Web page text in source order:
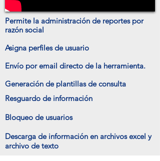
Permite la administración de reportes por
razón social
Asigna perfiles de usuario
Envío por email directo de la herramienta.
Generación de plantillas de consulta
Resguardo de información
Bloqueo de usuarios
Descarga de información en archivos excel y
archivo de texto